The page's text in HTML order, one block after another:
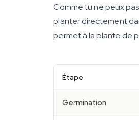
Comme tu ne peux
planter directement
permet à la plante de
Étape
Germination